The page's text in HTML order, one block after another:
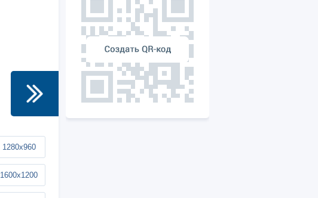
1280x960
1600x1200